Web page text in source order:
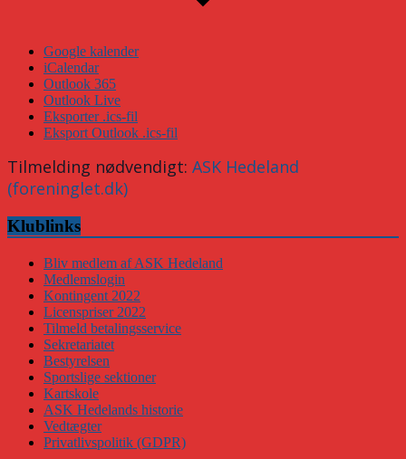
Google kalender
iCalendar
Outlook 365
Outlook Live
Eksporter .ics-fil
Eksport Outlook .ics-fil
Tilmelding nødvendigt: ASK Hedeland
(foreninglet.dk)
Klublinks
Bliv medlem af ASK Hedeland
Medlemslogin
Kontingent 2022
Licenspriser 2022
Tilmeld betalingsservice
Sekretariatet
Bestyrelsen
Sportslige sektioner
Kartskole
ASK Hedelands historie
Vedtægter
Privatlivspolitik (GDPR)